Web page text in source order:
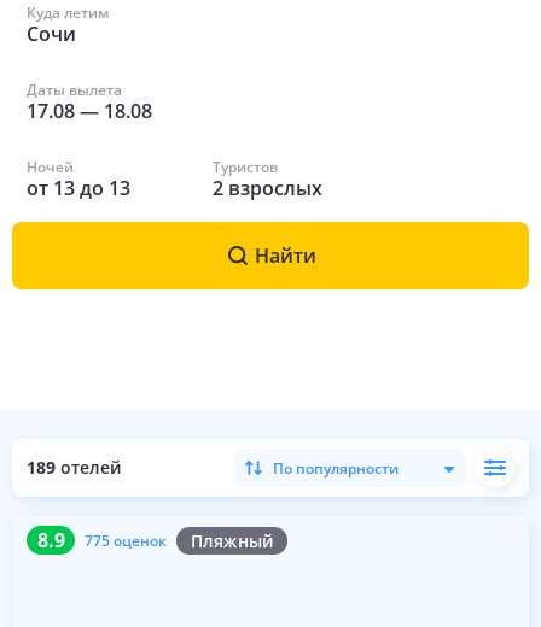
Куда летим
Сочи
Даты вылета
17.08— 18.08
Ночей
от 13до 13
Туристов
2 взрослых
Найти
189 отелей По популярности
8.9 775 оценок Пляжный
8.9 775 оценок